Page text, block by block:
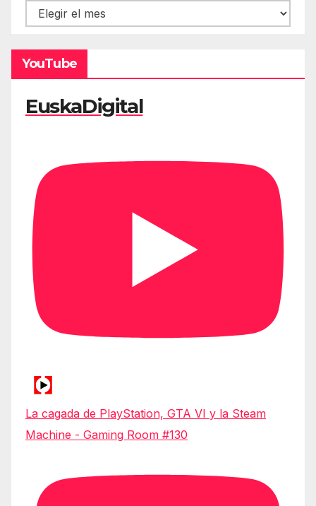
Hemeroteca
YouTube
EuskaDigital
La cagada de PlayStation, GTA VI y la Steam
Machine - Gaming Room #130